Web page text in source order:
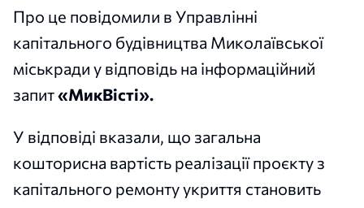
Про це повідомили в Управлінні
капітального будівництва Миколаївської
міськради у відповідь на інформаційний
запит«МикВісті».
У відповіді вказали, що загальна
кошторисна вартість реалізації проєкту з
капітального ремонту укриття становить